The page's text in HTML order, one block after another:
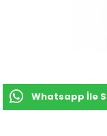
Whatsapp İle